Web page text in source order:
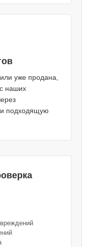
уже продана,
наших
подходящую